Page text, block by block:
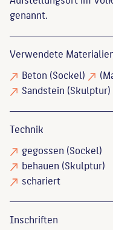
genannt.
Verwendete
Beton (Sockel)
Sandstein (Skulptur)
Technik
gegossen (Sockel)
behauen (Skulptur)
schariert
Inschriften